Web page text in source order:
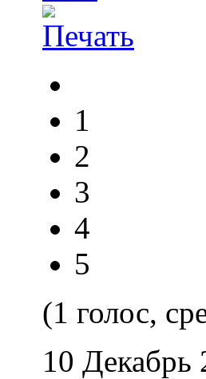
1
2
3
4
5
(1 голос,
10 Декабрь